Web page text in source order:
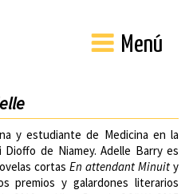
Menú
y estudiante de Medicina en la
Dioffo de Niamey. Adelle Barry es
cortas En attendant Minuity
premios y galardones literarios